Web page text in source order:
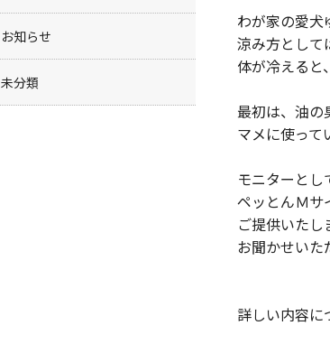
わが家の愛犬
涼み方として
体が冷えると
最初は、油の
マメに使って
モニターとし
ペッとんＭ
ご提供いた
お聞かせいた
詳しい内容に
お知らせ
未分類